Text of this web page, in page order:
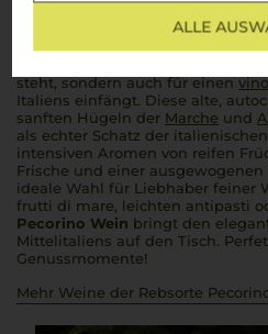
ALLE
Ein Klassiker der italienischen
steht, sondern auch für einen
Italiens einfängt. Diese alte,
sanften Hügeln der Marche und
als echter Schatz der
intensiven Aromen von reifen
Frische und einer
ideale Wahl für Liebhaber feiner
frutti di mare, leichten antipasti
Pecorino Wein bringt den
Mittelitaliens auf den Tisch.
Genussmomente!
Mehr Weine der Rebsorte